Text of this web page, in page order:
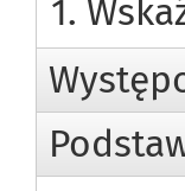
1.